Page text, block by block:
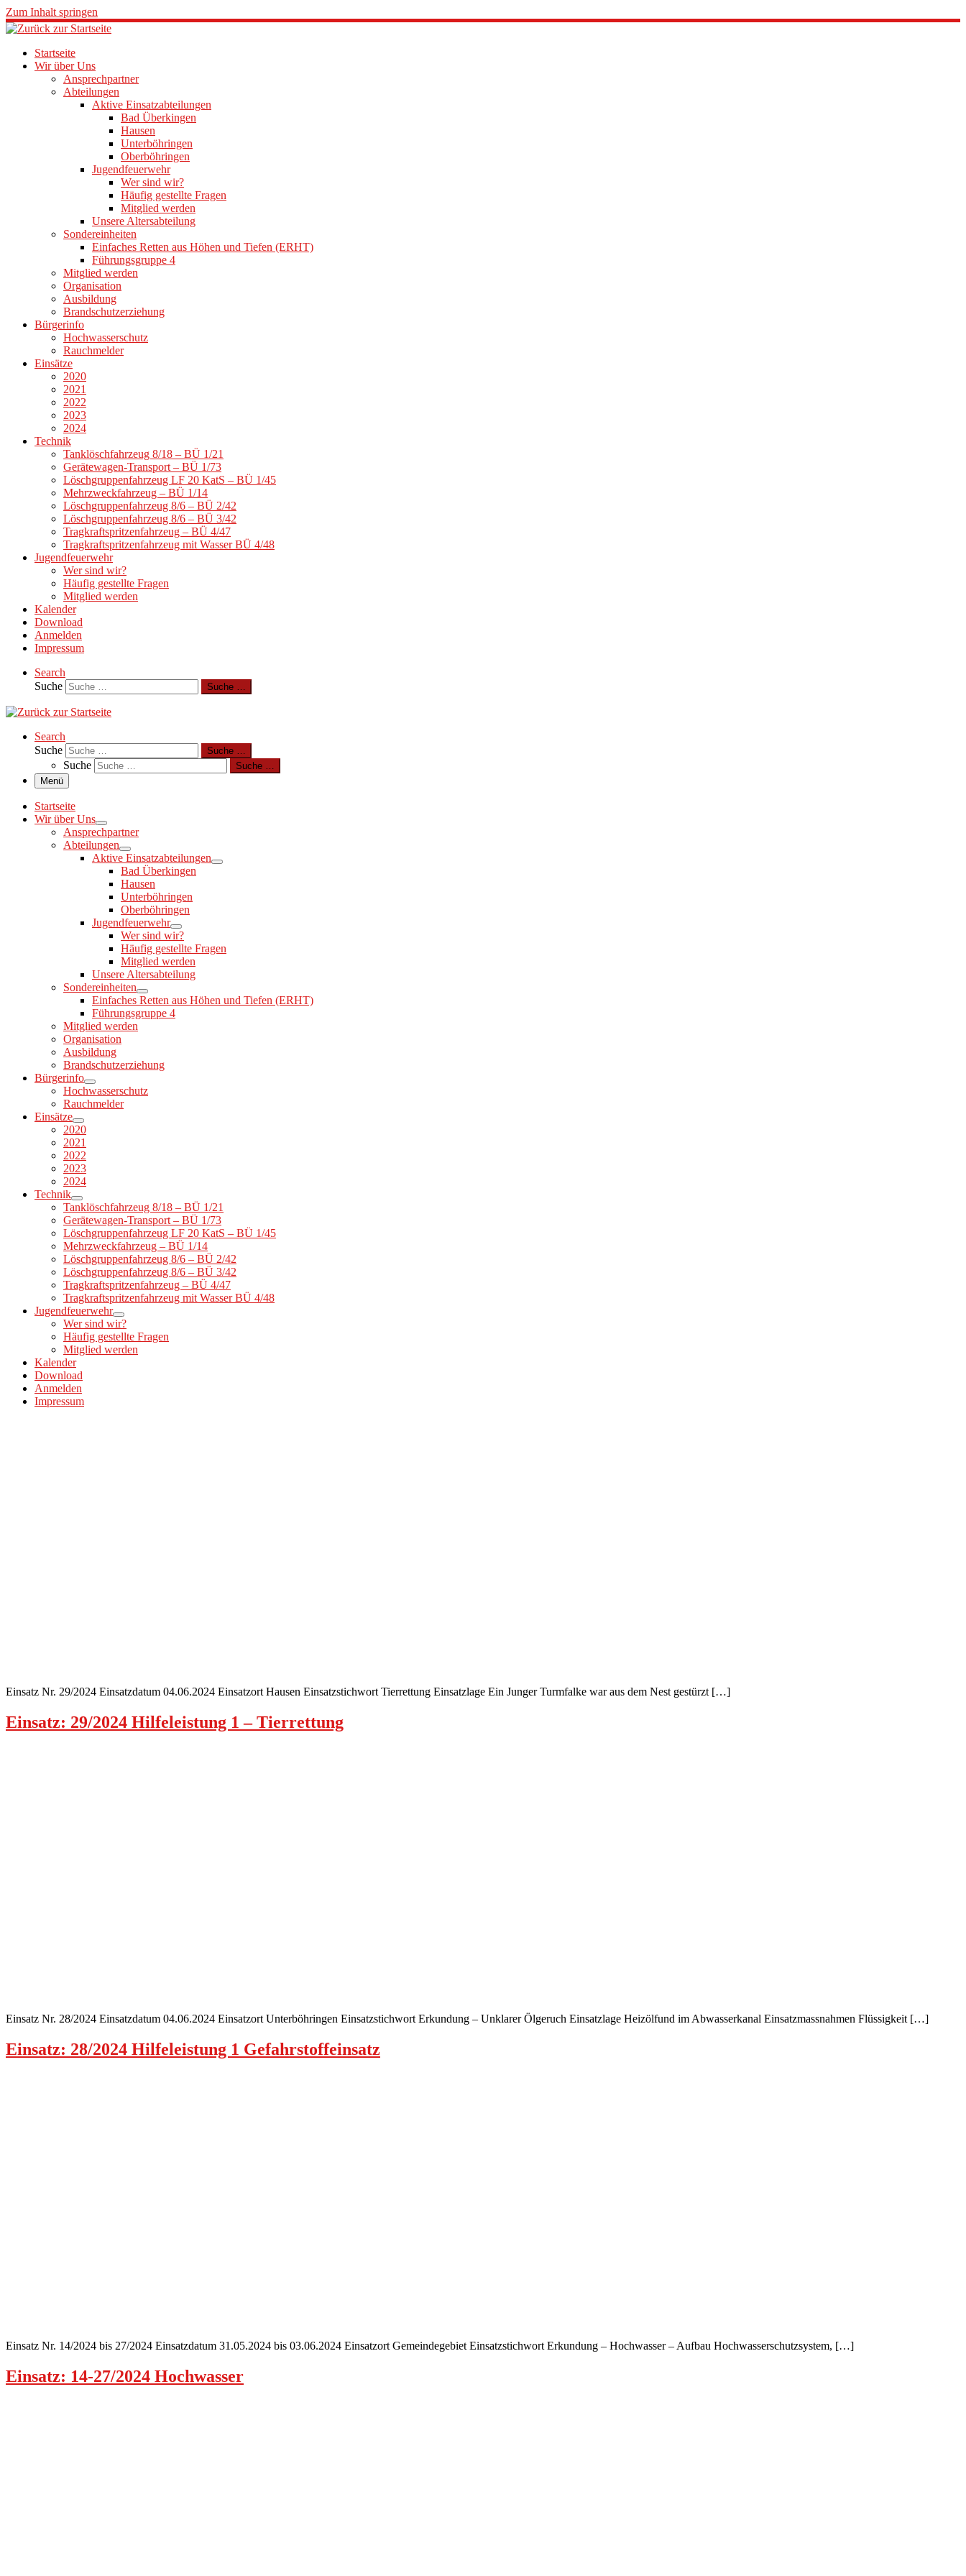
Zum Inhalt springen
Startseite
Wir über Uns
Ansprechpartner
Abteilungen
Aktive Einsatzabteilungen
Bad Überkingen
Hausen
Unterböhringen
Oberböhringen
Jugendfeuerwehr
Wer sind wir?
Häufig gestellte Fragen
Mitglied werden
Unsere Altersabteilung
Sondereinheiten
Einfaches Retten aus Höhen und Tiefen (ERHT)
Führungsgruppe 4
Mitglied werden
Organisation
Ausbildung
Brandschutzerziehung
Bürgerinfo
Hochwasserschutz
Rauchmelder
Einsätze
2020
2021
2022
2023
2024
Technik
Tanklöschfahrzeug 8/18 – BÜ 1/21
Gerätewagen-Transport – BÜ 1/73
Löschgruppenfahrzeug LF 20 KatS – BÜ 1/45
Mehrzweckfahrzeug – BÜ 1/14
Löschgruppenfahrzeug 8/6 – BÜ 2/42
Löschgruppenfahrzeug 8/6 – BÜ 3/42
Tragkraftspritzenfahrzeug – BÜ 4/47
Tragkraftspritzenfahrzeug mit Wasser BÜ 4/48
Jugendfeuerwehr
Wer sind wir?
Häufig gestellte Fragen
Mitglied werden
Kalender
Download
Anmelden
Impressum
Search
Suche
Suche …
Search
Suche
Suche …
Suche
Suche …
Menü
Startseite
Wir über Uns
Ansprechpartner
Abteilungen
Aktive Einsatzabteilungen
Bad Überkingen
Hausen
Unterböhringen
Oberböhringen
Jugendfeuerwehr
Wer sind wir?
Häufig gestellte Fragen
Mitglied werden
Unsere Altersabteilung
Sondereinheiten
Einfaches Retten aus Höhen und Tiefen (ERHT)
Führungsgruppe 4
Mitglied werden
Organisation
Ausbildung
Brandschutzerziehung
Bürgerinfo
Hochwasserschutz
Rauchmelder
Einsätze
2020
2021
2022
2023
2024
Technik
Tanklöschfahrzeug 8/18 – BÜ 1/21
Gerätewagen-Transport – BÜ 1/73
Löschgruppenfahrzeug LF 20 KatS – BÜ 1/45
Mehrzweckfahrzeug – BÜ 1/14
Löschgruppenfahrzeug 8/6 – BÜ 2/42
Löschgruppenfahrzeug 8/6 – BÜ 3/42
Tragkraftspritzenfahrzeug – BÜ 4/47
Tragkraftspritzenfahrzeug mit Wasser BÜ 4/48
Jugendfeuerwehr
Wer sind wir?
Häufig gestellte Fragen
Mitglied werden
Kalender
Download
Anmelden
Impressum
Einsatz Nr. 29/2024 Einsatzdatum 04.06.2024 Einsatzort Hausen Einsatzstichwort Tierrettung Einsatzlage Ein Junger Turmfalke war aus dem Nest gestürzt […]
Einsatz: 29/2024 Hilfeleistung 1 – Tierrettung
Einsatz Nr. 28/2024 Einsatzdatum 04.06.2024 Einsatzort Unterböhringen Einsatzstichwort Erkundung – Unklarer Ölgeruch Einsatzlage Heizölfund im Abwasserkanal Einsatzmassnahmen Flüssigkeit […]
Einsatz: 28/2024 Hilfeleistung 1 Gefahrstoffeinsatz
Einsatz Nr. 14/2024 bis 27/2024 Einsatzdatum 31.05.2024 bis 03.06.2024 Einsatzort Gemeindegebiet Einsatzstichwort Erkundung – Hochwasser – Aufbau Hochwasserschutzsystem, […]
Einsatz: 14-27/2024 Hochwasser